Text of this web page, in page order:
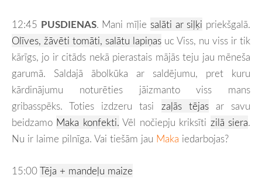
12:45 PUSDIENAS. Mani mīļie salāti ar siļķi priekšgalā.
Olīves, žāvēti tomāti, salātu lapiņas uc Viss, nu viss ir tik
kārīgs, jo ir citāds nekā pierastais mājās teju jau mēneša
garumā. Saldajā ābolkūka ar saldējumu, pret kuru
kārdinājumu noturēties jāizmanto viss mans
gribasspēks. Toties izdzeru tasi zaļās tējasar savu
beidzamo Maka konfekti. Vēl nočiepju kriksīti zilā siera.
Nu ir laime pilnīga. Vai tiešām jau Maka iedarbojas?
15:00Tēja + mandeļu maize